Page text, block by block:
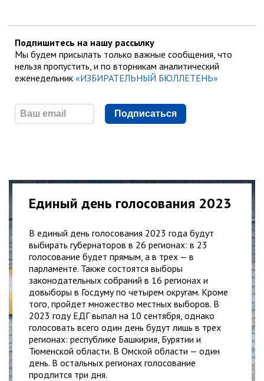
Подпишитесь на нашу рассылку
Мы будем присылать только важные сообщения, что
нельзя пропустить, и по вторникам аналитический
еженедельник «ИЗБИРАТЕЛЬНЫЙ БЮЛЛЕТЕНЬ»
Подписаться
Единый день голосования 2023
В единый день голосования 2023 года будут
выбирать губернаторов в 26 регионах: в 23
голосование будет прямым, а в трех — в
парламенте. Также состоятся выборы
законодательных собраний в 16 регионах и
довыборы в Госдуму по четырем округам. Кроме
того, пройдет множество местных выборов. В
2023 году ЕДГ выпал на 10 сентября, однако
голосовать всего один день будут лишь в трех
регионах: республике Башкирия, Бурятии и
Тюменской области. В Омской области — один
день. В остальных регионах голосование
продлится три дня.